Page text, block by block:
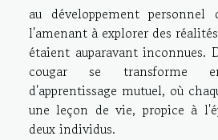
au développement personnel
l'amenant à explorer des
étaient auparavant inconnues.
cougar se transforme
d'apprentissage mutuel, où
une leçon de vie, propice à
deux individus.